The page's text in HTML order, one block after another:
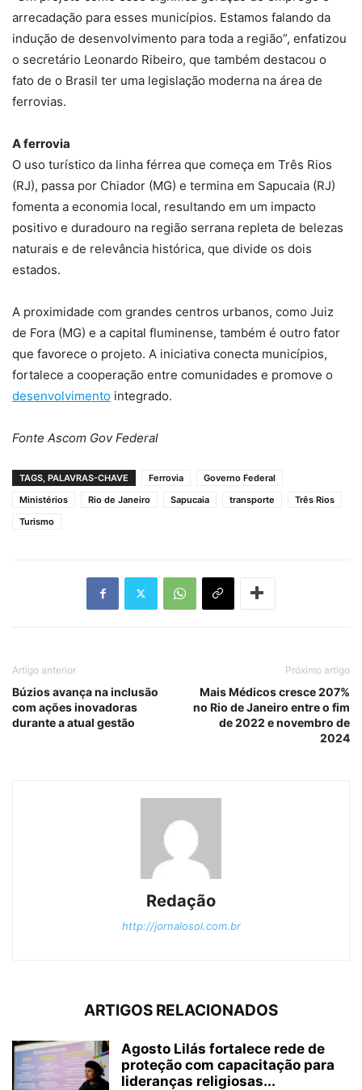
arrecadação para esses municípios. Estamos falando da
indução de desenvolvimento para toda a região”, enfatizou
o secretário Leonardo Ribeiro, que também destacou o
fato de o Brasil ter uma legislação moderna na área de
ferrovias.
A ferrovia
O uso turístico da linha férrea que começa em Três Rios
(RJ), passa por Chiador (MG) e termina em Sapucaia (RJ)
fomenta a economia local, resultando em um impacto
positivo e duradouro na região serrana repleta de belezas
naturais e de relevância histórica, que divide os dois
estados.
A proximidade com grandes centros urbanos, como Juiz
de Fora (MG) e a capital fluminense, também é outro fator
que favorece o projeto. A iniciativa conecta municípios,
fortalece a cooperação entre comunidades e promove o
desenvolvimento integrado.
Fonte Ascom Gov Federal
TAGS, PALAVRAS-CHAVE Ferrovia
Governo Federal
Ministérios
Rio de Janeiro Sapucaia transporte
Três Rios
Turismo
Artigo anterior
Búzios avança na inclusão
com ações inovadoras
durante a atual gestão
Próximo artigo
Mais Médicos cresce 207%
no Rio de Janeiro entre o fim
de 2022 e novembro de
2024
Redação
http://jornalosol.com.br
ARTIGOS RELACIONADOS
Agosto Lilás fortalece rede de
proteção com capacitação para
lideranças religiosas...